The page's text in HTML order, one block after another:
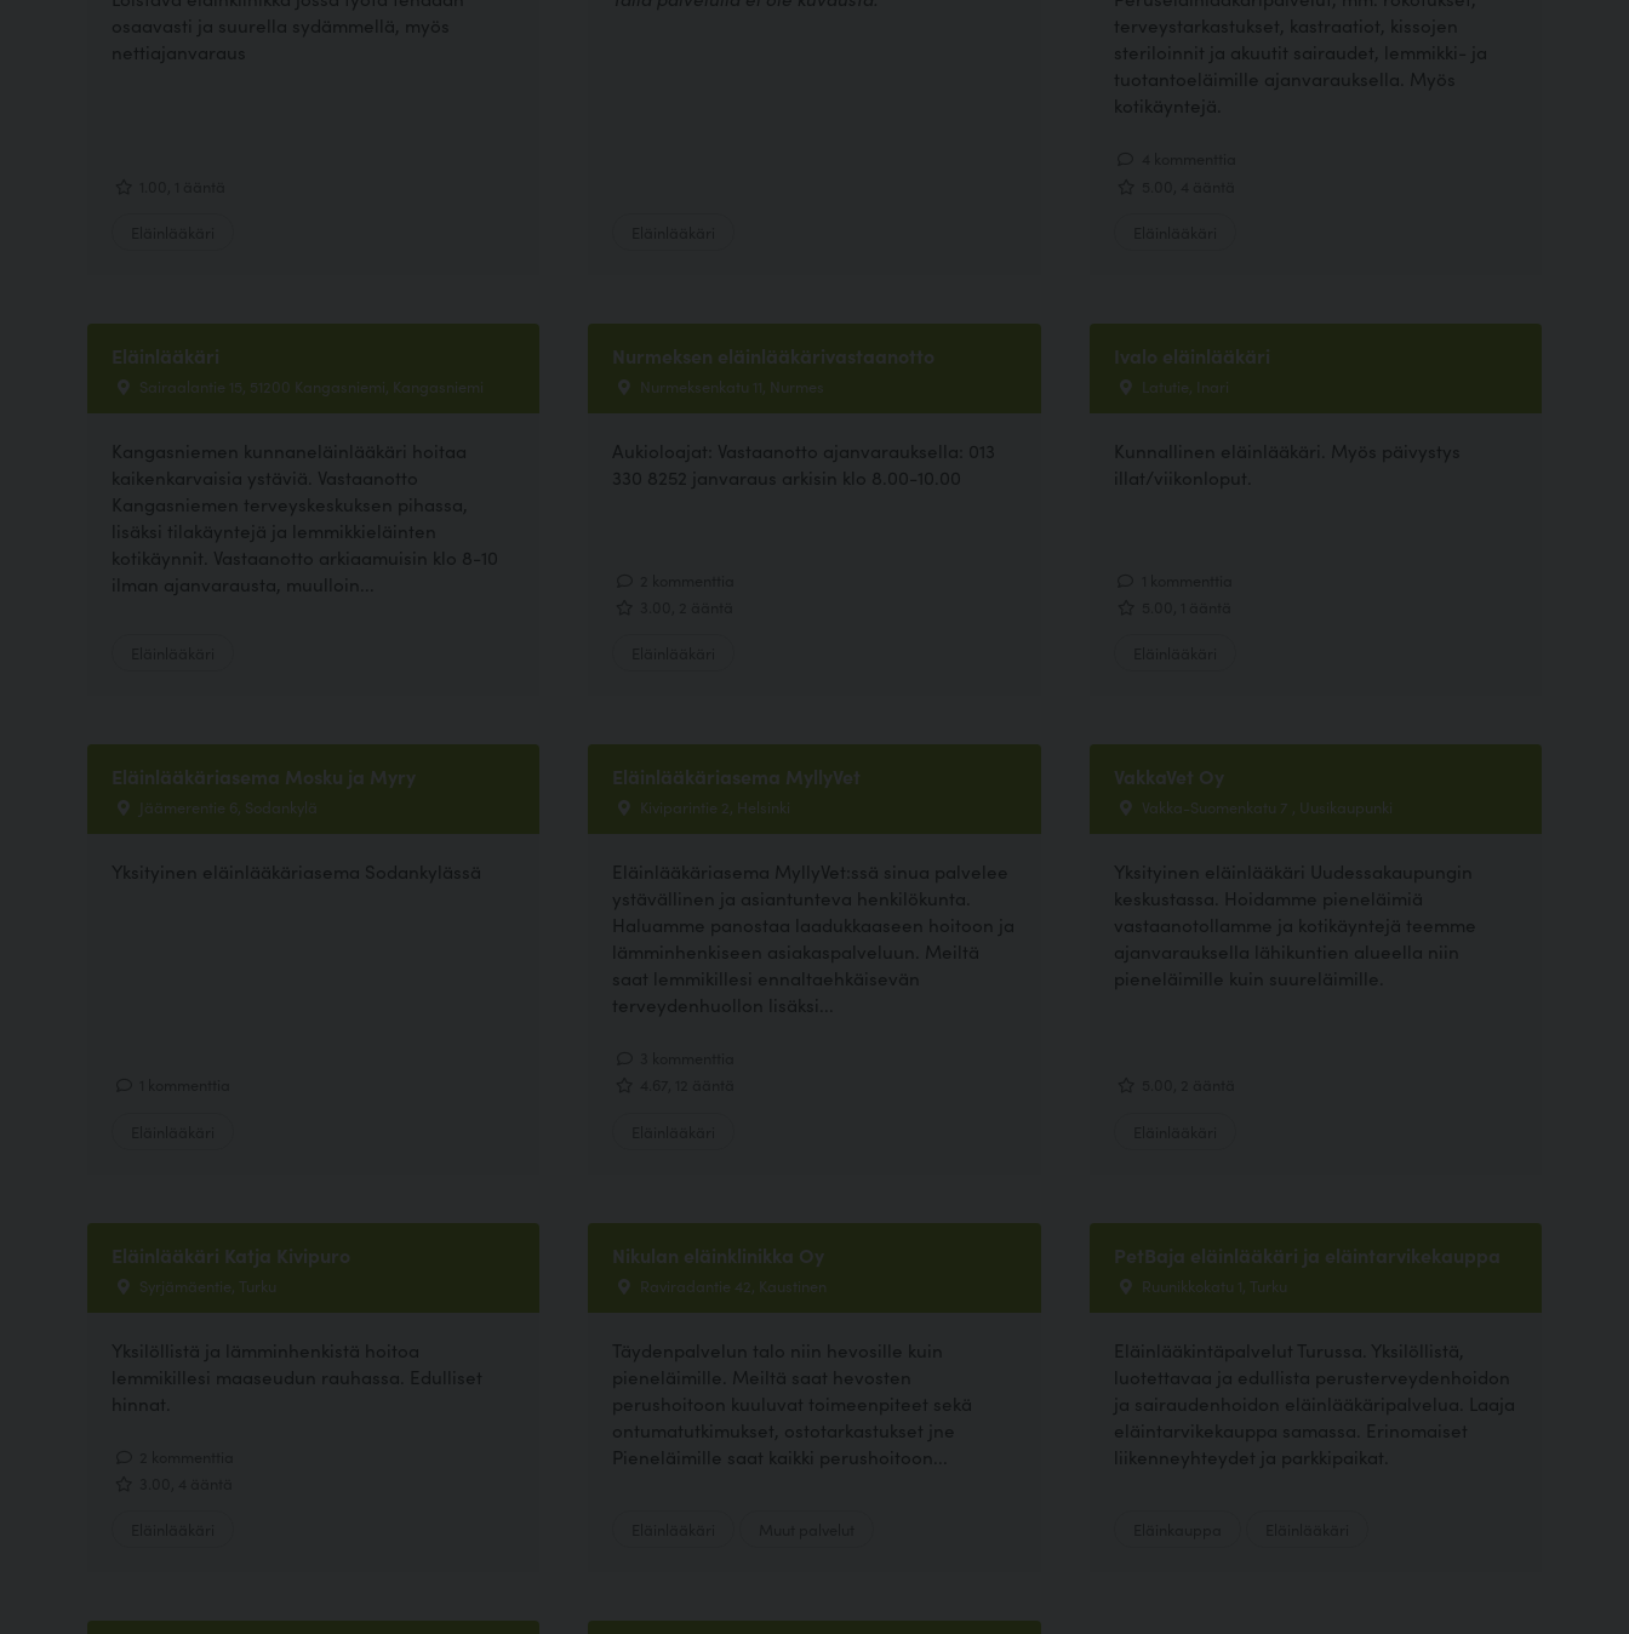
osaavasti ja suurella sydämmellä, myös
nettiajanvaraus
terveystarkastukset, kastraatiot, kissojen
steriloinnit ja akuutit sairaudet, lemmikki- ja
tuotantoeläimille ajanvarauksella. Myös
kotikäyntejä.
Eläinlääkäri
Sairaalantie 15, 51200 Kangasniemi, Kangasniemi
Kangasniemen kunnaneläinlääkäri hoitaa
kaikenkarvaisia ystäviä. Vastaanotto
Kangasniemen terveyskeskuksen pihassa,
lisäksi tilakäyntejä ja lemmikkieläinten
kotikäynnit. Vastaanotto arkiaamuisin klo 8-10
ilman ajanvarausta, muulloin...
Nurmeksen eläinlääkärivastaanotto
Nurmeksenkatu 11, Nurmes
Aukioloajat: Vastaanotto ajanvarauksella: 013
330 8252 janvaraus arkisin klo 8.00-10.00
Ivalo eläinlääkäri
Latutie, Inari
Kunnallinen eläinlääkäri. Myös päivystys
illat/viikonloput.
Eläinlääkäriasema Mosku ja Myry
Jäämerentie 6, Sodankylä
Yksityinen eläinlääkäriasema Sodankylässä
Eläinlääkäriasema MyllyVet
Kiviparintie 2, Helsinki
Eläinlääkäriasema MyllyVet:ssä sinua palvelee
ystävällinen ja asiantunteva henkilökunta.
Haluamme panostaa laadukkaaseen hoitoon ja
lämminhenkiseen asiakaspalveluun. Meiltä
saat lemmikillesi ennaltaehkäisevän
terveydenhuollon lisäksi...
VakkaVet Oy
Vakka-Suomenkatu 7 , Uusikaupunki
Yksityinen eläinlääkäri Uudessakaupungin
keskustassa. Hoidamme pieneläimiä
vastaanotollamme ja kotikäyntejä teemme
ajanvarauksella lähikuntien alueella niin
pieneläimille kuin suureläimille.
Eläinlääkäri Katja Kivipuro
Syrjämäentie, Turku
Yksilöllistä ja lämminhenkistä hoitoa
lemmikillesi maaseudun rauhassa. Edulliset
hinnat.
Nikulan eläinklinikka Oy
Raviradantie 42, Kaustinen
Täydenpalvelun talo niin hevosille kuin
pieneläimille. Meiltä saat hevosten
perushoitoon kuuluvat toimeenpiteet sekä
ontumatutkimukset, ostotarkastukset jne
Pieneläimille saat kaikki perushoitoon...
PetBaja eläinlääkäri ja eläintarvikekauppa
Ruunikkokatu 1, Turku
Eläinlääkintäpalvelut Turussa. Yksilöllistä,
luotettavaa ja edullista perusterveydenhoidon
ja sairaudenhoidon eläinlääkäripalvelua. Laaja
eläintarvikekauppa samassa. Erinomaiset
liikenneyhteydet ja parkkipaikat.